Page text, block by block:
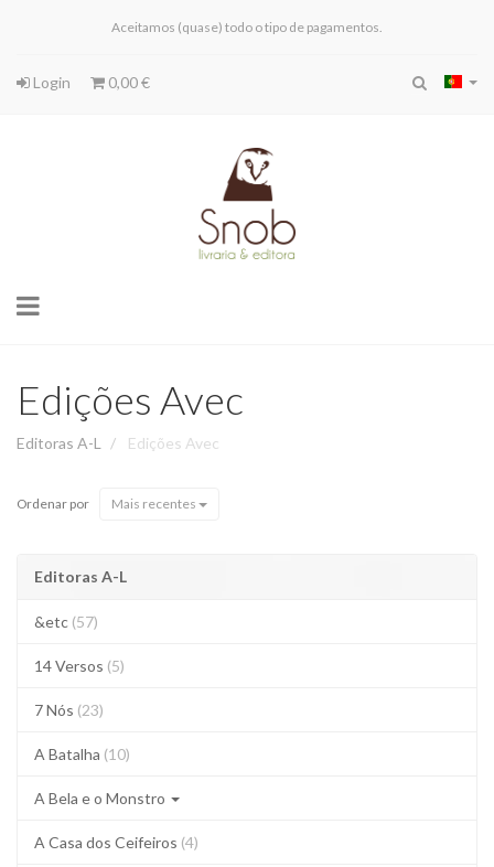
Aceitamos (quase) todo o tipo de pagamentos.
Login 0,00 €
Toggle
Edições Avec
Editoras A-L Edições Avec
Ordenar por Mais recentes
Editoras A-L
&etc (57)
14 Versos (5)
7 Nós (23)
A Batalha (10)
A Bela e o Monstro
A Casa dos Ceifeiros (4)